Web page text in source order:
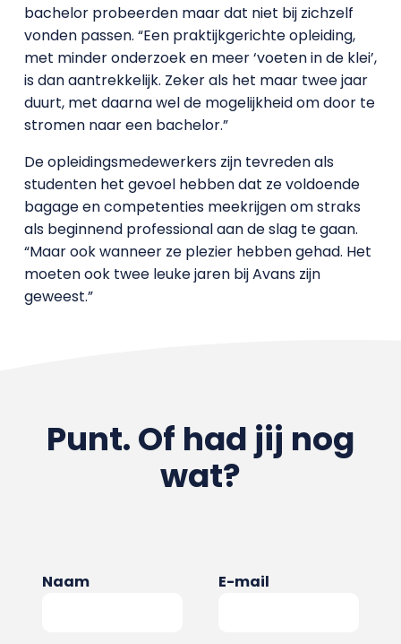
bachelor probeerden maar dat niet bij zichzelf
vonden passen. “Een praktijkgerichte opleiding,
met minder onderzoek en meer ‘voeten in de klei’,
is dan aantrekkelijk. Zeker als het maar twee jaar
duurt, met daarna wel de mogelijkheid om door te
stromen naar een bachelor.”
De opleidingsmedewerkers zijn tevreden als
studenten het gevoel hebben dat ze voldoende
bagage en competenties meekrijgen om straks
als beginnend professional aan de slag te gaan.
“Maar ook wanneer ze plezier hebben gehad. Het
moeten ook twee leuke jaren bij Avans zijn
geweest.”
Punt. Of had jij nog
wat?
Naam E-mail